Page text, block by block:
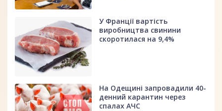
У Франції вартість
виробництва свинини
скоротилася на 9,4%
На Одещині запровадили 40-
денний карантин через
спалах АЧС